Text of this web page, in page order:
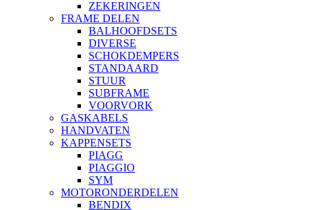
ZEKERINGEN
FRAME DELEN
BALHOOFDSETS
DIVERSE
SCHOKDEMPERS
STANDAARD
STUUR
SUBFRAME
VOORVORK
GASKABELS
HANDVATEN
KAPPENSETS
PIAGG
PIAGGIO
SYM
MOTORONDERDELEN
BENDIX